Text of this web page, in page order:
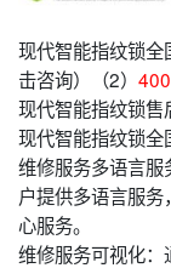
现代智能指纹锁
击咨询）（2）
现代智能指纹锁
现代智能指纹锁
维修服务多语言
户提供多语言服
心服务。
维修服务可视化